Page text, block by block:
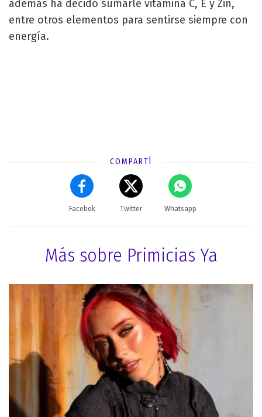
además ha decido sumarle vitamina C, E y Zin,
entre otros elementos para sentirse siempre con
energía.
COMPARTÍ
Facebok Twitter Whatsapp
Más sobre Primicias Ya